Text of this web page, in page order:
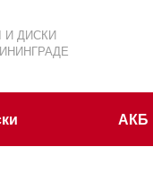
ДИСКИ
АКБ